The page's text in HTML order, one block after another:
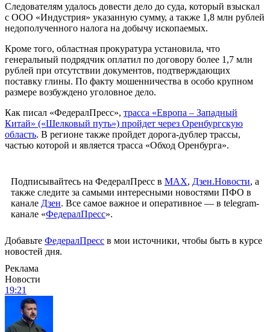
Следователям удалось довести дело до суда, который взыскал
с ООО «Индустрия» указанную сумму, а также 1,8 млн рублей
недополученного налога на добычу ископаемых.
Кроме того, областная прокуратура установила, что
генеральный подрядчик оплатил по договору более 1,7 млн
рублей при отсутствии документов, подтверждающих
поставку глины. По факту мошенничества в особо крупном
размере возбуждено уголовное дело.
Как писал «ФедералПресс», трасса «Европа – Западный
Китай» («Шелковый путь») пройдет через Оренбургскую
область. В регионе также пройдет дорога-дублер трассы,
частью которой и является трасса «Обход Оренбурга».
Подписывайтесь на ФедералПресс в МАХ, Дзен.Новости, а
также следите за самыми интересными новостями ПФО в
канале Дзен. Все самое важное и оперативное — в telegram-
канале «ФедералПресс».
Добавьте ФедералПресс в мои источники, чтобы быть в курсе
новостей дня.
Реклама
Новости
19:21